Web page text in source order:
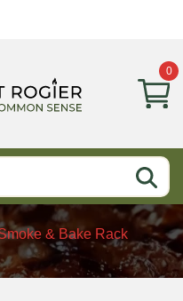
0
& Bake Rack